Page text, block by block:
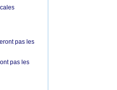
pas les
pas les